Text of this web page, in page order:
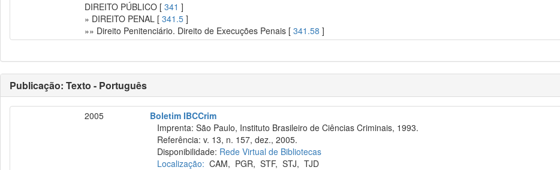
DIREITO PÚBLICO [341 ]
» DIREITO PENAL [341.5 ]
»» Direito Penitenciário. Direito de Execuções Penais [341.58 ]
Publicação: Texto - Português
2005
Boletim IBCCrim
Imprenta: São Paulo, Instituto Brasileiro de Ciências Criminais, 1993.
Referência: v. 13, n. 157, dez., 2005.
Disponibilidade: Rede Virtual de Bibliotecas
Localização: CAM, PGR,STF,STJ,TJD